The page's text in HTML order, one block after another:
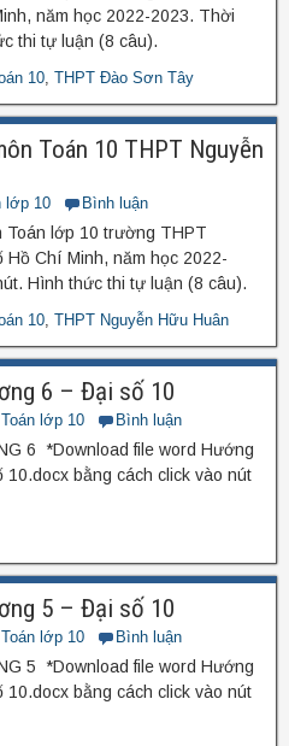
năm học 2022-2023. Thời
thi tự luận (8 câu).
10, THPT Đào Sơn Tây
Toán 10 THPT Nguyễn
lớp 10 Bình luận
Toán lớp 10 trường THPT
Chí Minh, năm học 2022-
Hình thức thi tự luận (8 câu).
10, THPT Nguyễn Hữu Huân
6 – Đại số 10
lớp 10 Bình luận
6 *Download file word Hướng
bằng cách click vào nút
5 – Đại số 10
lớp 10 Bình luận
5 *Download file word Hướng
bằng cách click vào nút